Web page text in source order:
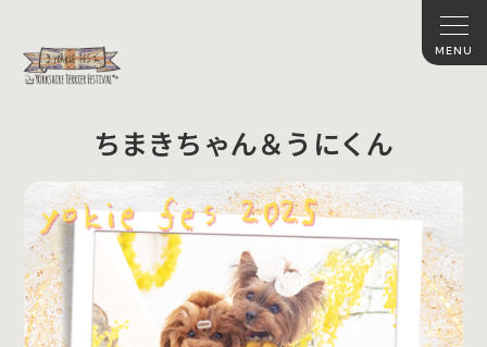
ちまきちゃん＆うにくん